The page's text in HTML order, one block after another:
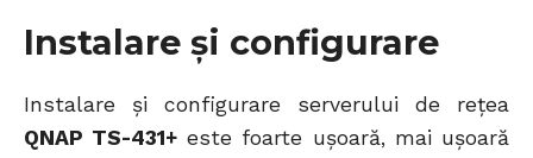
Instalare și configurare
Instalare și configurare serverului de rețea
QNAP TS-431+este foarte ușoară, mai ușoară